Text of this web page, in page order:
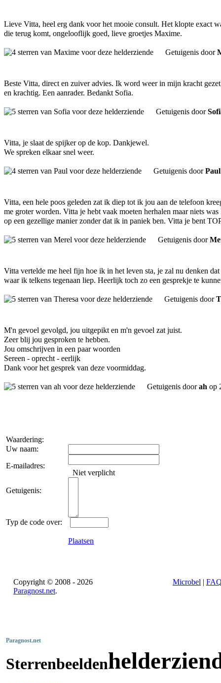
Lieve Vitta, heel erg dank voor het mooie consult. Het klopte exact
die terug komt, ongelooflijk goed, lieve groetjes Maxime.
Getuigenis door
Beste Vitta, direct en zuiver advies. Ik word weer in mijn kracht
en krachtig. Een aanrader. Bedankt Sofia.
Getuigenis door
Vitta, je slaat de spijker op de kop. Dankjewel.
We spreken elkaar snel weer.
Getuigenis doorPaul
Vitta, een hele poos geleden zat ik diep tot ik jou aan de telefoon
me groter worden. Vitta je hebt vaak moeten herhalen maar niets
op een gezellige manier zonder dat ik in paniek ben. Vitta je bent
Getuigenis door
Vitta vertelde me heel fijn hoe ik in het leven sta, je zal nu denken
waar ik telkens tegenaan liep. Heerlijk toch zo een gesprekje te
Getuigenis door
M'n gevoel gevolgd, jou uitgepikt en m'n gevoel zat juist.
Zeer blij jou gesproken te hebben.
Jou omschrijven in een paar woorden
Sereen - oprecht - eerlijk
Dank voor het gesprek van deze voormiddag.
Getuigenis doorah op
Waardering:
Uw naam:
E-mailadres:
Niet verplicht
Getuigenis:
Typ de code over:
Plaatsen
Copyright © 2008 - 2026
Paragnost.net.
Microbel |
Paragnost.net
Sterrenbeelden